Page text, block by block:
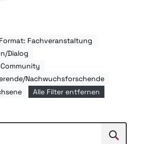
Format: Fachveranstaltung
Dialog
Nachwuchsforschende
Alle Filter entfernen
Suchen